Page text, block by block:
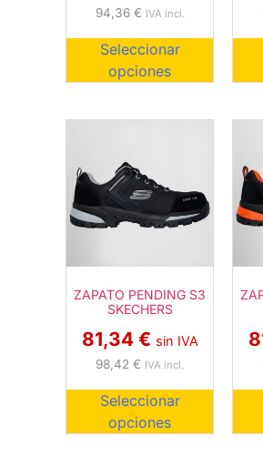
94,36 € IVA incl.
Seleccionar
opciones
ZAPATO PENDING S3
SKECHERS
81,34 € sin IVA
98,42€ IVA incl.
Seleccionar
opciones